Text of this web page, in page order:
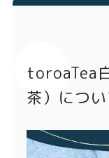
toroaTea
茶）につ